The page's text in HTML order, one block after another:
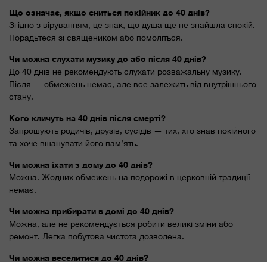
Що означає, якщо сниться покійник до 40 днів?
Згідно з віруванням, це знак, що душа ще не знайшла спокій.
Порадьтеся зі священиком або помоліться.
Чи можна слухати музику до або після 40 днів?
До 40 днів не рекомендують слухати розважальну музику.
Після — обмежень немає, але все залежить від внутрішнього
стану.
Кого кличуть на 40 днів після смерті?
Запрошують родичів, друзів, сусідів — тих, хто знав покійного
та хоче вшанувати його пам’ять.
Чи можна їхати з дому до 40 днів?
Можна. Жодних обмежень на подорожі в церковній традиції
немає.
Чи можна прибирати в домі до 40 днів?
Можна, але не рекомендується робити великі зміни або
ремонт. Легка побутова чистота дозволена.
Чи можна веселитися до 40 днів?